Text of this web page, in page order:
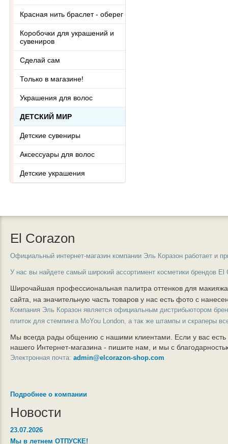
Красная нить браслет - оберег
Коробочки для украшений и
сувениров
Сделай сам
Только в магазине!
Украшения для волос
ДЕТСКИЙ МИР
Детские сувениры
Аксессуары для волос
Детские украшения
El Corazon
Официальный интернет-магазин компании Эль Коразон работает и
У нас вы найдете самый широкий ассортимент косметики брендов El
Широчайшая профессиональная палитра оттенков для
сайта, на значительную часть товаров у нас есть фото с
Компания Эль Коразон является официальным дистрибьютором
плиток для стемпинга MoYou London, а так же штампы и скраперы
Мы всегда рады общению с нашими клиентами. Если у вас
нашего Интернет-магазина - пишите нам, и мы с
Электронная почта: admin@elcorazon-shop.com
Подробнее о компании
Новости
23.07.2026
Мы в летнем ОТПУСКЕ!